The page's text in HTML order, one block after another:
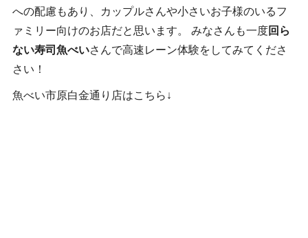
への配慮もあり、カップルさんや小さいお子様のいるフ
ァミリー向けのお店だと思います。 みなさんも一度回ら
ない寿司魚べいさんで高速レーン体験をしてみてくださ
さい！
魚べい市原白金通り店はこちら↓